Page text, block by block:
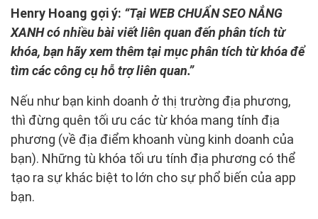
Henry Hoang gợi ý: “Tại WEB CHUẨN SEO NẮNG
XANH có nhiều bài viết liên quan đến phân tích từ
khóa, bạn hãy xem thêm tại mục phân tích từ khóa để
tìm các công cụ hỗ trợ liên quan.”
Nếu như bạn kinh doanh ở thị trường địa phương,
thì đừng quên tối ưu các từ khóa mang tính địa
phương (về địa điểm khoanh vùng kinh doanh của
bạn). Những tù khóa tối ưu tính địa phương có thể
tạo ra sự khác biệt to lớn cho sự phổ biến của app
bạn.